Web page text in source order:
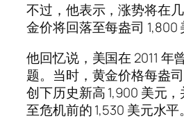
不过，他表示，涨势将在
金价将回落至每盎司 1,800
他回忆说，美国在 2011 年
题。当时，黄金价格每盎
创下历史新高 1,900 美元
至危机前的 1,530 美元水平